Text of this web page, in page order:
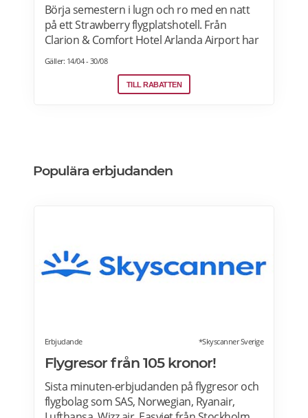
Börja semestern i lugn och ro med en natt
på ett Strawberry flygplatshotell. Från
Clarion & Comfort Hotel Arlanda Airport har
du gångavstånd till terminalerna, och från
transferbuss som endast tar 10 minuter
Gäller: 14/04 - 30/08
TILL RABATTEN
Populära erbjudanden
Erbjudande *Skyscanner Sverige
Flygresor från 105 kronor!
Sista minuten-erbjudanden på flygresor och
flygbolag som SAS, Norwegian, Ryanair,